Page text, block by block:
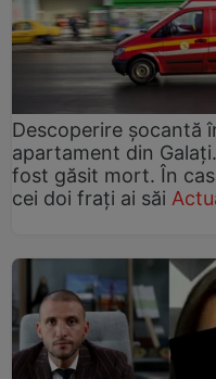
Descoperire șocantă
apartament din
fost găsit mort. În
cei doi frați ai săi